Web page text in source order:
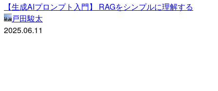
【生成AIプロンプト入門】 RAGをシンプルに理解する
戸田駿太
2025.06.11